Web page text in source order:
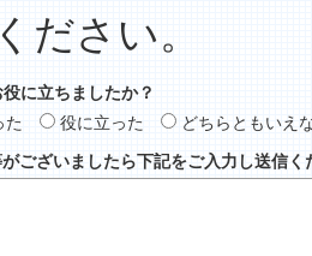
ださい。
に立ちましたか？
た
役に立った
どちらともいえ
ございましたら下記をご入力し送信く